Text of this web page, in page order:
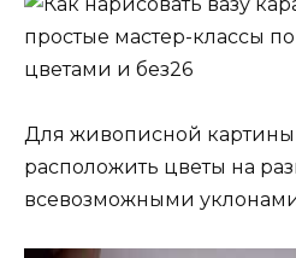
Для живописной
расположить цветы на
всевозможными